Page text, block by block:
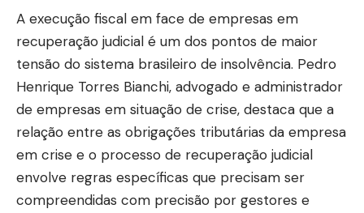
A execução fiscal em face de empresas em
recuperação judicial é um dos pontos de maior
tensão do sistema brasileiro de insolvência. Pedro
Henrique Torres Bianchi, advogado e administrador
de empresas em situação de crise, destaca que a
relação entre as obrigações tributárias da empresa
em crise e o processo de recuperação judicial
envolve regras específicas que precisam ser
compreendidas com precisão por gestores e